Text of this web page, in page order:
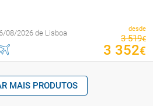
08/2026 de Lisboa desde
3 519€
3 352€
MAIS PRODUTOS